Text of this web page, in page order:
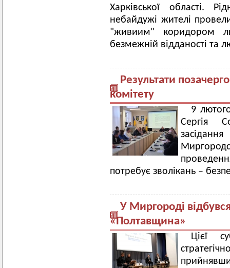
Харківської області.
небайдужі жителі
"живиим" коридором
безмежній відданості та
Результати
комітету
9
Сергія
потребує зволікань –
У Миргороді
«Полтавщина»
Цієї